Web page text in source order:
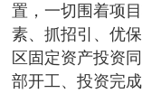
置，一切围着项
素、抓招引、优
区固定资产投资
部开工、投资完成